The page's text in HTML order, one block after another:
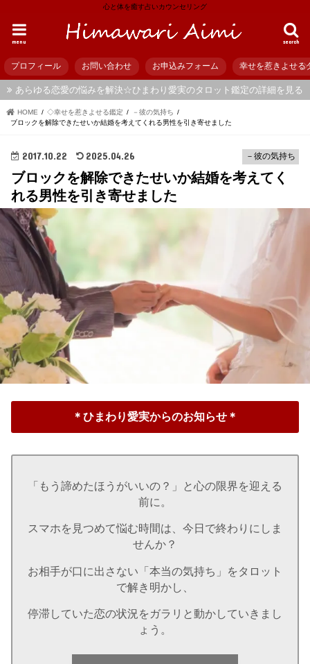
心と体を癒す占いカウンセリング
search
menu
プロフィール お問い合わせ お申込みフォーム 幸せを惹きよせる
あらゆる恋愛の悩みを解決☆ひまわり愛実のタロット鑑定の詳細を見る
HOME ◇幸せを惹きよせる鑑定
－彼の気持ち
ブロックを解除できたせいか結婚を考えてくれる男性を引き寄せました
－彼の気持ち
2017.10.22 2025.04.26
ブロックを解除できたせいか結婚を考えてく
れる男性を引き寄せました
＊ひまわり愛実からのお知らせ＊
「もう諦めたほうがいいの？」と心の限界を迎える
前に。
スマホを見つめて悩む時間は、今日で終わりにしま
せんか？
お相手が口に出さない「本当の気持ち」をタロット
で解き明かし、
停滞していた恋の状況をガラリと動かしていきまし
ょう。